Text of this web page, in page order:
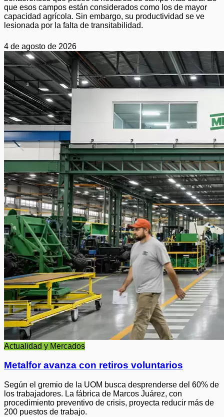
que esos campos están considerados como los de mayor
capacidad agrícola. Sin embargo, su productividad se ve
lesionada por la falta de transitabilidad.
4 de agosto de 2026
Actualidad y Mercados
Metalfor avanza con retiros voluntarios
Según el gremio de la UOM busca desprenderse del 60% de
los trabajadores. La fábrica de Marcos Juárez, con
procedimiento preventivo de crisis, proyecta reducir más de
200 puestos de trabajo.